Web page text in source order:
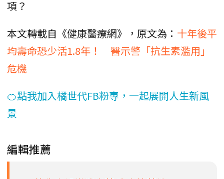
項？
本文轉載自《健康醫療網》，原文為： 十年後平
均壽命恐少活1.8年！ 醫示警「抗生素濫用」
危機
🍊點我加入橘世代FB粉專，一起展開人生新風
景
編輯推薦